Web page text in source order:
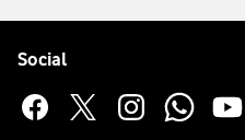
Social